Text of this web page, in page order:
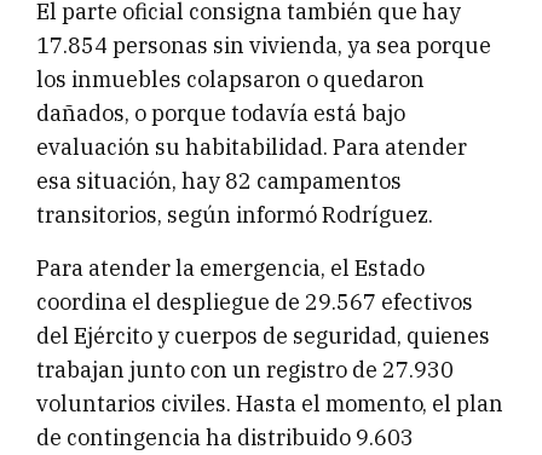
El parte oficial consigna también que hay
17.854 personas sin vivienda, ya sea porque
los inmuebles colapsaron o quedaron
dañados, o porque todavía está bajo
evaluación su habitabilidad. Para atender
esa situación, hay 82 campamentos
transitorios, según informó Rodríguez.
Para atender la emergencia, el Estado
coordina el despliegue de 29.567 efectivos
del Ejército y cuerpos de seguridad, quienes
trabajan junto con un registro de 27.930
voluntarios civiles. Hasta el momento, el plan
de contingencia ha distribuido 9.603